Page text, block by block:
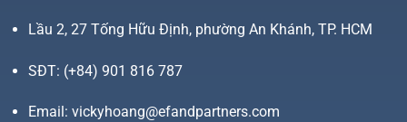
Lầu 2, 27 Tống Hữu Định, phường An Khánh, TP. HCM
SĐT: (+84) 901 816 787
Email: vickyhoang@efandpartners.com